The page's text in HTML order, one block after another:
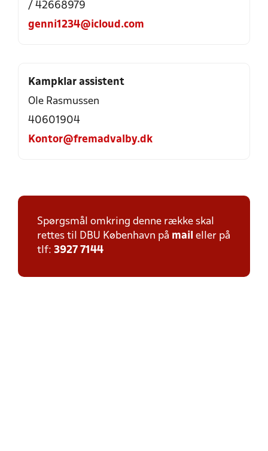
/ 42668979
genni1234@icloud.com
Kampklar assistent
Ole Rasmussen
40601904
Kontor@fremadvalby.dk
Spørgsmål omkring denne række skal
rettes til DBU København på mail eller på
tlf: 3927 7144